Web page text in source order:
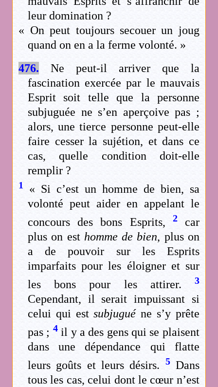
leur domination ?
« On peut toujours secouer un joug
quand on en a la ferme volonté. »
476. Ne peut-il arriver que la
fascination exercée par le mauvais
Esprit soit telle que la personne
subjuguée ne s’en aperçoive pas ;
alors, une tierce personne peut-elle
faire cesser la sujétion, et dans ce
cas, quelle condition doit-elle
remplir ?
1
« Si c’est un homme de bien, sa
volonté peut aider en appelant le
concours des bons Esprits,
2car
plus on est homme de bien, plus on
a de pouvoir sur les Esprits
imparfaits pour les éloigner et sur
les bons pour les attirer. 3
Cependant, il serait impuissant si
celui qui estsubjuguéne s’y prête
pas ; 4il y a des gens qui se plaisent
dans une dépendance qui flatte
leurs goûts et leurs désirs. 5Dans
tous les cas, celui dont le cœur n’est